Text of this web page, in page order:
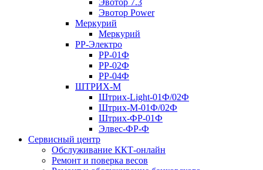
Эвотор 7.3
Эвотор Power
Меркурий
Меркурий
РР-Электро
РР-01Ф
РР-02Ф
РР-04Ф
ШТРИХ-М
Штрих-Light-01Ф/02Ф
Штрих-М-01Ф/02Ф
Штрих-ФР-01Ф
Элвес-ФР-Ф
Сервисный центр
Обслуживание ККТ-онлайн
Ремонт и поверка весов